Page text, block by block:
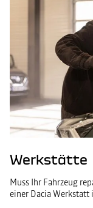
Werkstätte
Muss Ihr Fahrzeug
einer Dacia Werkstatt